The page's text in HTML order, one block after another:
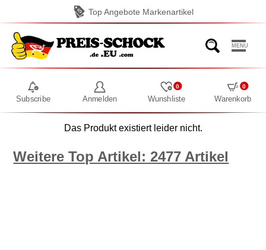
Top Angebote Markenartikel
MENU
Subscribe Anmelden Wunshliste
0
Warenkorb
0
Das Produkt existiert leider nicht.
Weitere Top Artikel: 2477 Artikel